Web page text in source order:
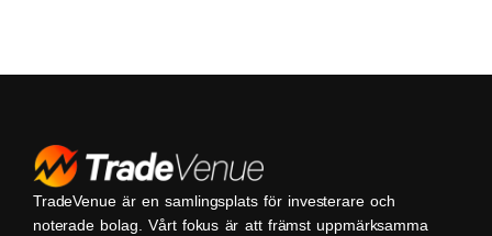
TradeVenue är en samlingsplats för investerare och
noterade bolag. Vårt fokus är att främst uppmärksamma